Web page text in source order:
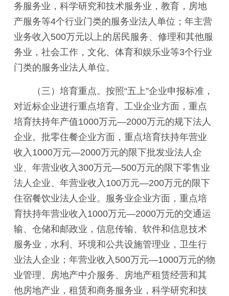
务服务业，科学研究和技术服务业，教育，房地
产服务等4个行业门类的服务业法人单位；年主营
业务收入500万元以上的居民服务、修理和其他服
务业，社会工作，文化、体育和娱乐业等3个行业
门类的服务业法人单位。
（三）培育重点。按照“五上”企业申报标准，
对近标企业进行重点培育。工业企业方面，重点
培育扶持年产值1000万元—2000万元的规下法人
企业。批零住餐企业方面，重点培育扶持年营业
收入1000万元—2000万元的限下批发业法人企
业、年营业收入300万元—500万元的限下零售业
法人企业、年营业收入100万元—200万元的限下
住宿餐饮业法人企业。服务业企业方面，重点培
育扶持年营业收入1000万元—2000万元的交通运
输、仓储和邮政业，信息传输、软件和信息技术
服务业，水利、环境和公共设施管理业，卫生行
业法人企业；年营业收入500万元—1000万元的物
业管理、房地产中介服务、房地产租赁经营和其
他房地产业，租赁和商务服务业，科学研究和技